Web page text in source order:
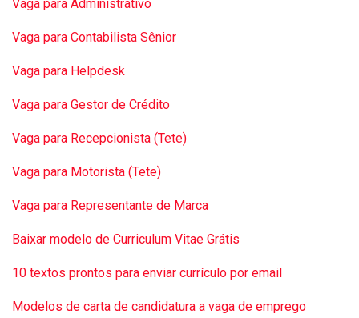
Vaga para Administrativo
Vaga para Contabilista Sênior
Vaga para Helpdesk
Vaga para Gestor de Crédito
Vaga para Recepcionista (Tete)
Vaga para Motorista (Tete)
Vaga para Representante de Marca
Baixar modelo de Curriculum Vitae Grátis
10 textos prontos para enviar currículo por email
Modelos de carta de candidatura a vaga de emprego